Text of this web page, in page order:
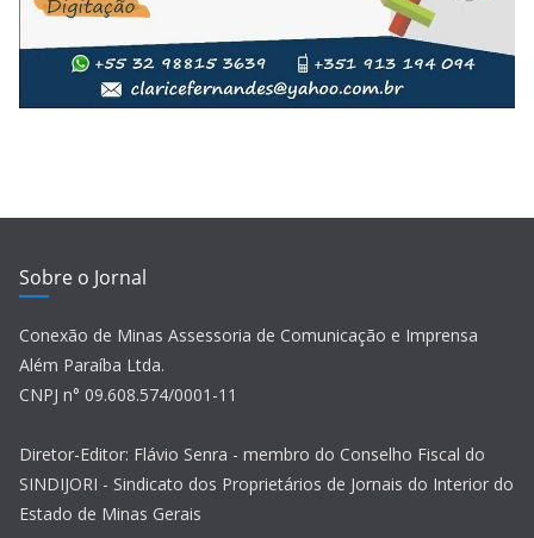
Sobre o Jornal
Conexão de Minas Assessoria de Comunicação e Imprensa
Além Paraíba Ltda.
CNPJ n° 09.608.574/0001-11
Diretor-Editor: Flávio Senra - membro do Conselho Fiscal do
SINDIJORI - Sindicato dos Proprietários de Jornais do Interior do
Estado de Minas Gerais